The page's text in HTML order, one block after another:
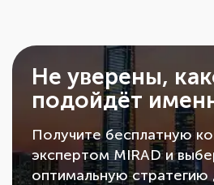
Не уверены,
подойдёт
Получите бесплатную
экспертом MIRAD и
оптимальную стратегию